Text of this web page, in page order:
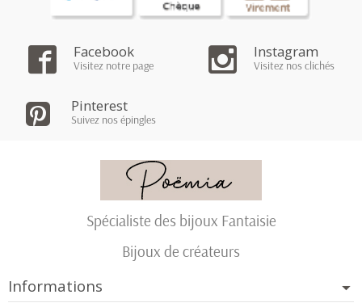
Facebook
Visitez notre page
Instagram
Visitez nos clichés
Pinterest
Suivez nos épingles
Spécialiste des bijoux Fantaisie
Bijoux de créateurs
Informations